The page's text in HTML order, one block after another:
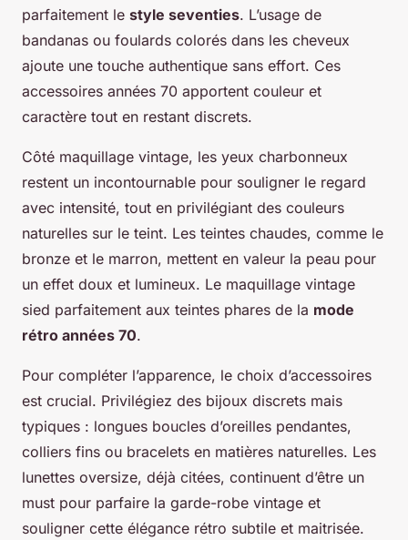
parfaitement le style seventies. L’usage de
bandanas ou foulards colorés dans les cheveux
ajoute une touche authentique sans effort. Ces
accessoires années 70 apportent couleur et
caractère tout en restant discrets.
Côté maquillage vintage, les yeux charbonneux
restent un incontournable pour souligner le regard
avec intensité, tout en privilégiant des couleurs
naturelles sur le teint. Les teintes chaudes, comme le
bronze et le marron, mettent en valeur la peau pour
un effet doux et lumineux. Le maquillage vintage
sied parfaitement aux teintes phares de la mode
rétro années 70.
Pour compléter l’apparence, le choix d’accessoires
est crucial. Privilégiez des bijoux discrets mais
typiques : longues boucles d’oreilles pendantes,
colliers fins ou bracelets en matières naturelles. Les
lunettes oversize, déjà citées, continuent d’être un
must pour parfaire la garde-robe vintage et
souligner cette élégance rétro subtile et maitrisée.